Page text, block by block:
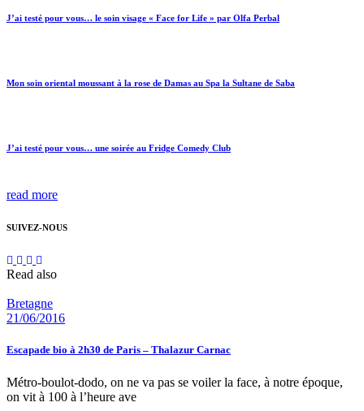
J’ai testé pour vous… le soin visage « Face for Life » par Olfa Perbal
Mon soin oriental moussant à la rose de Damas au Spa la Sultane de Saba
J’ai testé pour vous… une soirée au Fridge Comedy Club
read more
SUIVEZ-NOUS
Read also
Bretagne
21/06/2016
Escapade bio à 2h30 de Paris – Thalazur Carnac
Métro-boulot-dodo, on ne va pas se voiler la face, à notre époque,
on vit à 100 à l’heure ave